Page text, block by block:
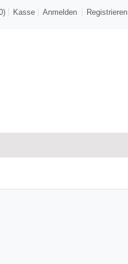
Kasse Anmelden Registrieren